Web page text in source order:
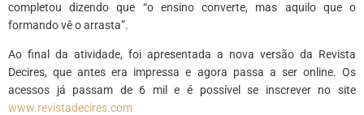
completou dizendo que “o ensino converte, mas aquilo que o
formando vê o arrasta”.
Ao final da atividade, foi apresentada a nova versão da Revista
Decires, que antes era impressa e agora passa a ser online. Os
acessos já passam de 6 mil e é possível se inscrever no site
www.revistadecires.com